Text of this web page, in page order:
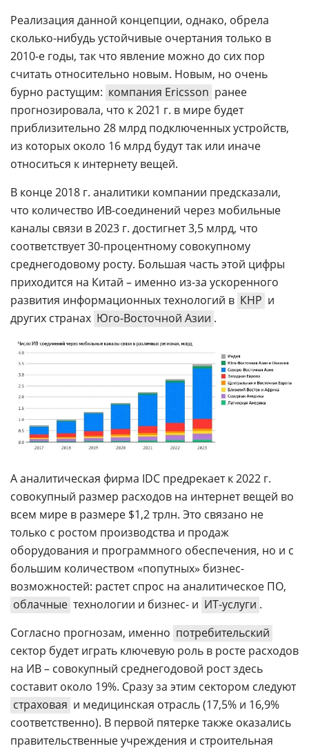
Реализация данной концепции, однако, обрела
сколько-нибудь устойчивые очертания только в
2010-е годы, так что явление можно до сих пор
считать относительно новым. Новым, но очень
бурно растущим: компания Ericsson ранее
прогнозировала, что к 2021 г. в мире будет
приблизительно 28 млрд подключенных устройств,
из которых около 16 млрд будут так или иначе
относиться к интернету вещей.
В конце 2018 г. аналитики компании предсказали,
что количество ИВ-соединений через мобильные
каналы связи в 2023 г. достигнет 3,5 млрд, что
соответствует 30-процентному совокупному
среднегодовому росту. Большая часть этой цифры
приходится на Китай – именно из-за ускоренного
развития информационных технологий в КНР и
других странах Юго-Восточной Азии .
А аналитическая фирма IDC предрекает к 2022 г.
совокупный размер расходов на интернет вещей во
всем мире в размере $1,2 трлн. Это связано не
только с ростом производства и продаж
оборудования и программного обеспечения, но и с
большим количеством «попутных» бизнес-
возможностей: растет спрос на аналитическое ПО,
облачные технологии и бизнес- и ИТ-услуги .
Согласно прогнозам, именно потребительский
сектор будет играть ключевую роль в росте расходов
на ИВ – совокупный среднегодовой рост здесь
составит около 19%. Сразу за этим сектором следуют
страховая и медицинская отрасль (17,5% и 16,9%
соответственно). В первой пятерке также оказались
правительственные учреждения и строительная